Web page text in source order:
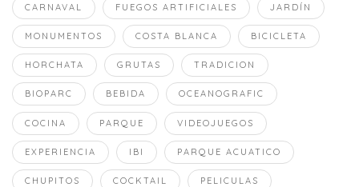
CARNAVAL FUEGOS ARTIFICIALES JARDÍN
MONUMENTOS COSTA BLANCA BICICLETA
HORCHATA GRUTAS TRADICION
BIOPARC BEBIDA OCEANOGRAFIC
COCINA PARQUE VIDEOJUEGOS
EXPERIENCIA IBI PARQUE ACUATICO
CHUPITOS COCKTAIL PELICULAS